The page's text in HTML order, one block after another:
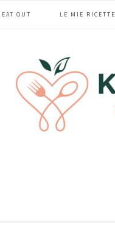
OUT LE MIE RICETTE